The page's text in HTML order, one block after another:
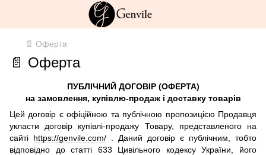
📄 Оферта
📄 Оферта
ПУБЛІЧНИЙ ДОГОВІР (ОФЕРТА)
на замовлення, купівлю-продаж і доставку товарів
Цей договір є офіційною та публічною пропозицією Продавця
укласти договір купівлі-продажу Товару, представленого на
сайті https://genvile.com/
. Даний договір є публічним, тобто
відповідно до статті 633 Цивільного кодексу України, його